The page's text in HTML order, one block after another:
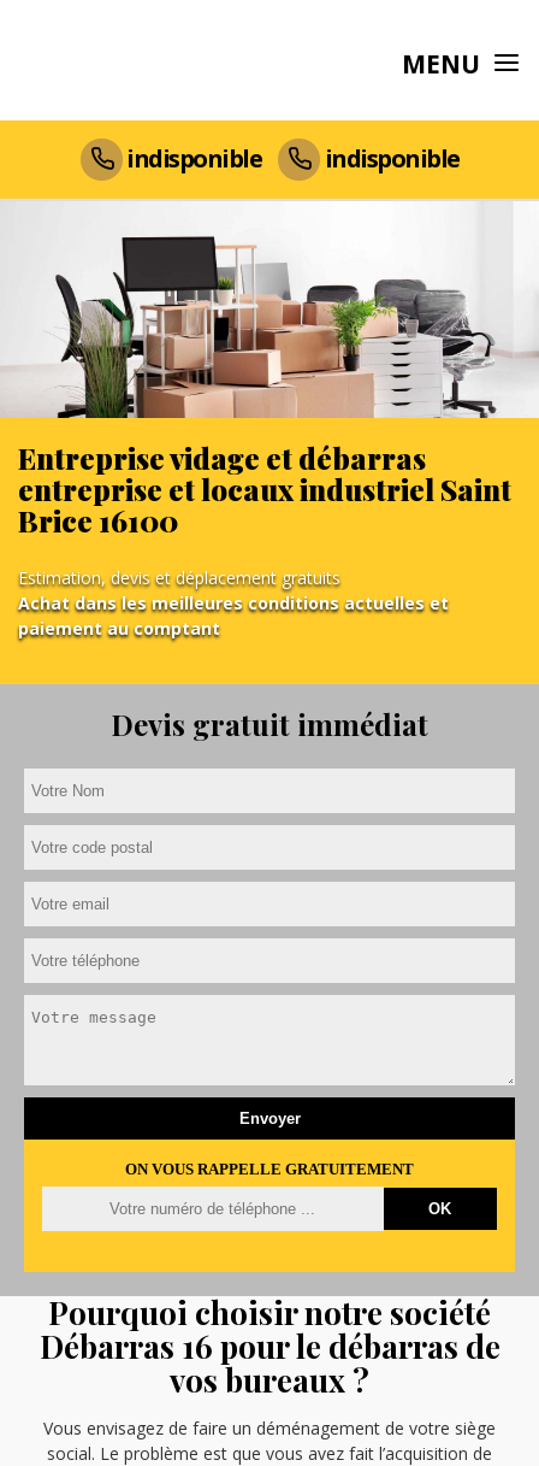
MENU
indisponible indisponible
Entreprise vidage et débarras
entreprise et locaux industriel Saint
Brice 16100
Estimation, devis et déplacement gratuits
Achat dans les meilleures conditions actuelles et
paiement au comptant
Devis gratuit immédiat
ON VOUS RAPPELLE GRATUITEMENT
Pourquoi choisir notre société
Débarras 16 pour le débarras de
vos bureaux ?
Vous envisagez de faire un déménagement de votre siège
social. Le problème est que vous avez fait l’acquisition de